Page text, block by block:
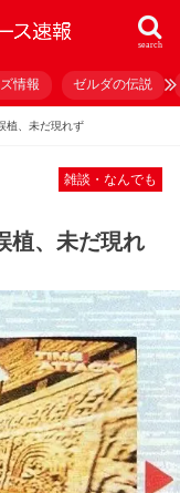
search
情報 ゼルダの伝説
植、未だ現れず
雑談・なんでも
植、未だ現れ